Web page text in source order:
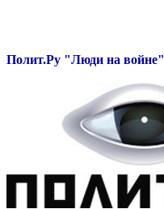
Полит.Ру "Люди на войне"